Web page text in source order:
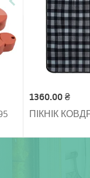
1360.00 ₴
ПІКНІК